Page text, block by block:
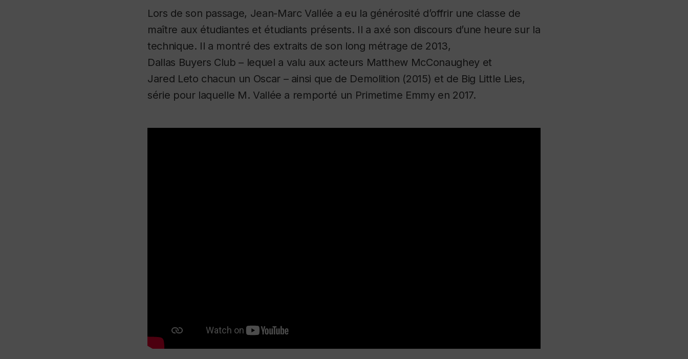
Lors de son passage, Jean-Marc Vallée a eu la générosité d’offrir une classe de
maître aux étudiantes et étudiants présents. Il a axé son discours d’une heure sur la
technique. Il a montré des extraits de son long métrage de 2013,
Dallas Buyers Club – lequel a valu aux acteurs Matthew McConaughey et
Jared Leto chacun un Oscar – ainsi que de Demolition (2015) et de Big Little Lies,
série pour laquelle M. Vallée a remporté un Primetime Emmy en 2017.